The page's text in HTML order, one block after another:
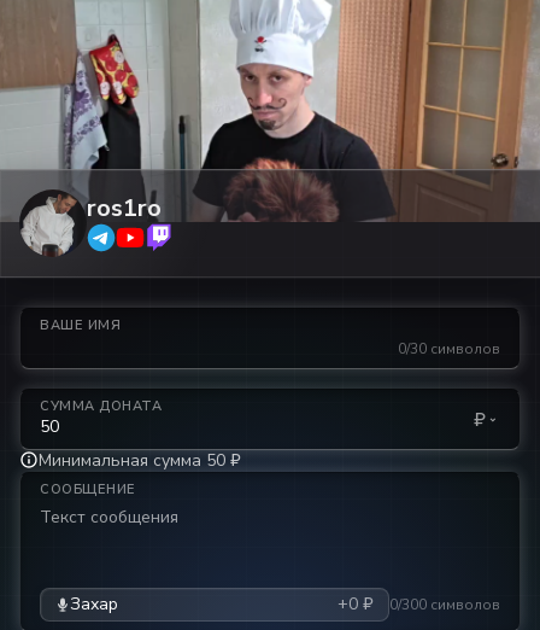
ros1ro
ВАШЕ ИМЯ
0/30 символов
СУММА ДОНАТА ₽
Минимальная сумма 50 ₽
СООБЩЕНИЕ
Захар +0 ₽ 0/300 символов